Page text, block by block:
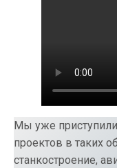
Мы уже
проектов в таких
станкостроение,